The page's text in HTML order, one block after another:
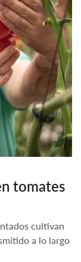
tomates
cultivan
a lo largo